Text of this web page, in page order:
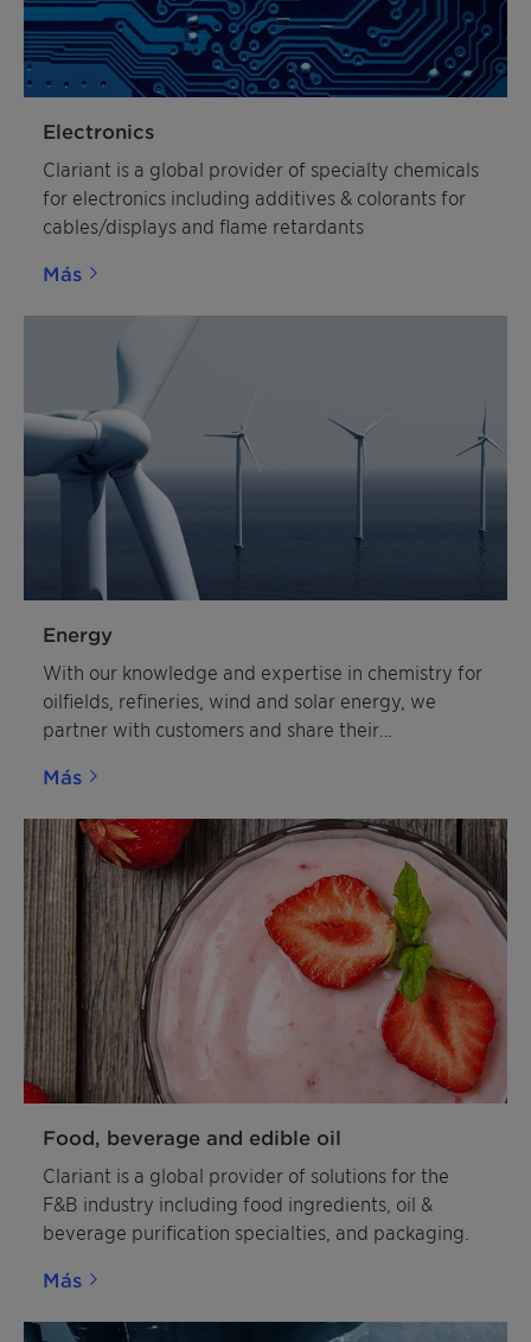
Electronics
Clariant is a global provider of specialty chemicals
for electronics including additives & colorants for
cables/displays and flame retardants
Más
Energy
With our knowledge and expertise in chemistry for
oilfields, refineries, wind and solar energy, we
partner with customers and share their
affordable future for energy and resources.
Más
Food, beverage and edible oil
Clariant is a global provider of solutions for the
F&B industry including food ingredients, oil &
beverage purification specialties, and packaging.
Más